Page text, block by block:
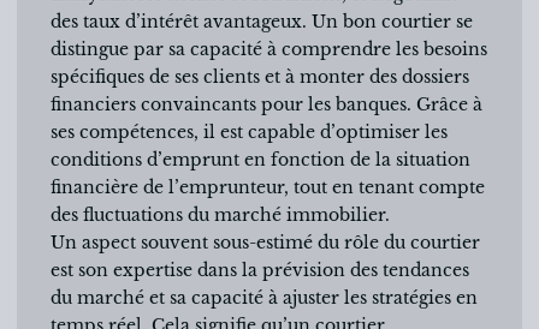
des taux d’intérêt avantageux. Un bon courtier se
distingue par sa capacité à comprendre les besoins
spécifiques de ses clients et à monter des dossiers
financiers convaincants pour les banques. Grâce à
ses compétences, il est capable d’optimiser les
conditions d’emprunt en fonction de la situation
financière de l’emprunteur, tout en tenant compte
des fluctuations du marché immobilier.
Un aspect souvent sous-estimé du rôle du courtier
est son expertise dans la prévision des tendances
du marché et sa capacité à ajuster les stratégies en